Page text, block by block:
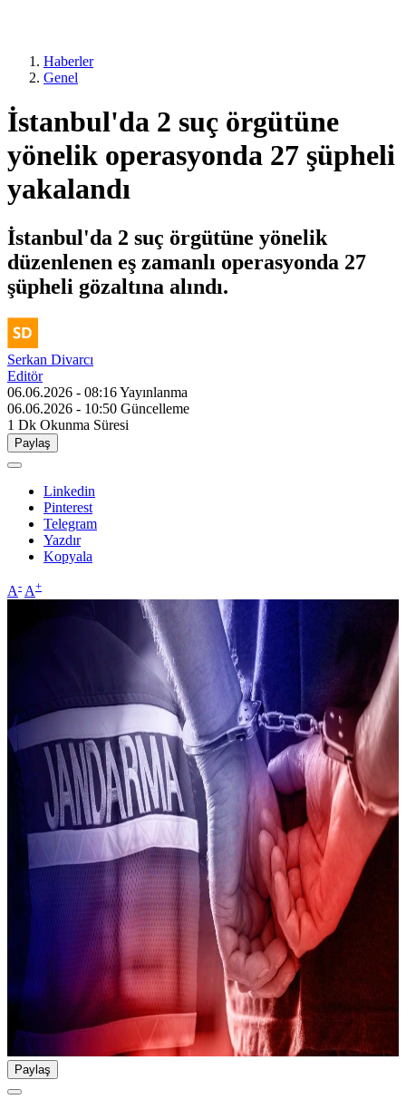
Haberler
Genel
İstanbul'da 2 suç örgütüne
yönelik operasyonda 27 şüpheli
yakalandı
İstanbul'da 2 suç örgütüne yönelik
düzenlenen eş zamanlı operasyonda 27
şüpheli gözaltına alındı.
Serkan Divarcı
Editör
06.06.2026 - 08:16Yayınlanma
06.06.2026 - 10:50 Güncelleme
1 Dk Okunma Süresi
Paylaş
Linkedin
Pinterest
Telegram
Yazdır
Kopyala
A- A+
Paylaş